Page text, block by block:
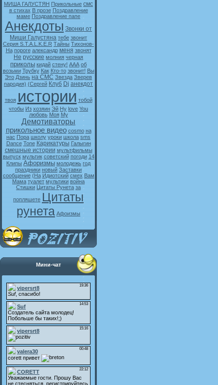
МИША ГАЛУСТЯН Прикольные смс
в стихах В прозе Поздравление
маме Поздравление папе
Анекдоты Звонки от
Миши Галустяна тебе звонит
Серия S.T.A.L.K.E.R Тайны Тихонов-
На пороге александр меня звонят
Не русские молния черная
приколы кидай стену! ААА об
возьми Трубку Как Кто-то звонит! Вы
Это Дзинь на СМС Звезда Зверев
пародия) (Сергей Клуб Dj анекдот
твоя истории тобой
чтобы Из хозяин Эй Ну love You
любовь Моя My
Демотиваторы
прикольное видео cosmo на
нас Пора школу уроки школа sms
Dance Tone Карикатуры Галыгин
смешные истории мультфильмы
выпуск мультик советский погоди 14
Клипы Афоризмы молодежь год
праздники новый Заставки
сообщение (На Идиотский смех Вам
Мама туалет мультики война
Стишки Цитаты Рунета за
попляшете Цитаты
рунета Афоизмы
Мини-чат